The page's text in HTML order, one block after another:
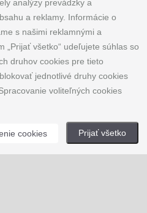
analýzy prevádzky a
a reklamy. Informácie o
s našimi reklamnými a
„Prijať všetko“ udeľujete súhlas so
druhov cookies pre tieto
jednotlivé druhy cookies
voliteľných cookies
Prijať všetko
cookies